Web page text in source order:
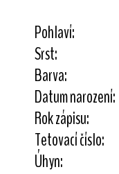
Pohlaví:
Srst:
Barva:
Datum narození:
Rok zápisu:
Tetovací číslo:
Úhyn: